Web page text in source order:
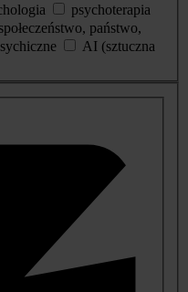
psychoterapia
społeczeństwo, państwo,
AI (sztuczna